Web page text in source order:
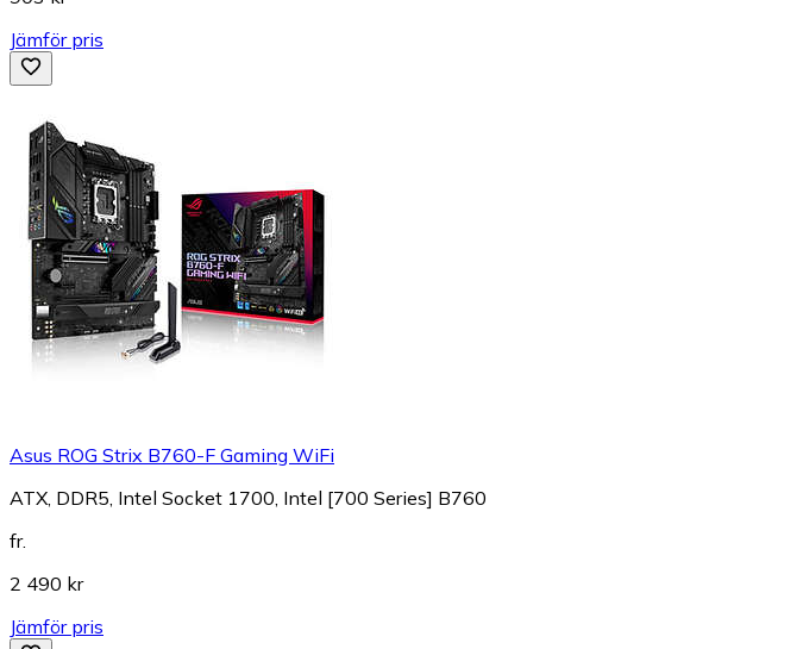
Jämför pris
Asus ROG Strix B760-F Gaming WiFi
ATX, DDR5, Intel Socket 1700, Intel [700 Series] B760
fr.
2 490 kr
Jämför pris